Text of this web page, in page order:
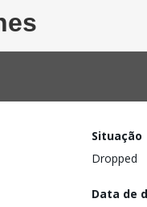
Situação
Dropped
Data de